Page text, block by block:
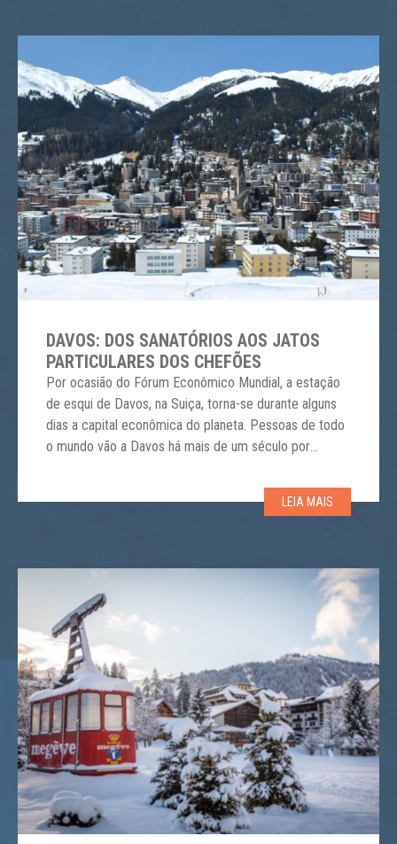
DAVOS: DOS SANATÓRIOS AOS JATOS
PARTICULARES DOS CHEFÕES
Por ocasião do Fórum Econômico Mundial, a estação
de esqui de Davos, na Suiça, torna-se durante alguns
dias a capital econômica do planeta. Pessoas de todo
o mundo vão a Davos há mais de um século por
costuma ter 10.700 habitantes. Embora o Fórum seja
LEIA MAIS